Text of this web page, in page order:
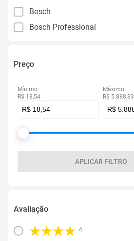
Bosch
Bosch Professional
Preço
Mínimo:
R$ 18,54
Máximo:
R$ 5.888,33
APLICAR FILTRO
Avaliação
4